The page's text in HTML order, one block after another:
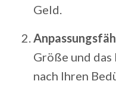
Geld.
Größe und
nach Ihren